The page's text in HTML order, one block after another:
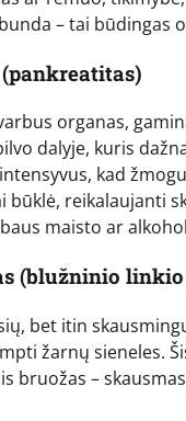
– tai būdingas
organas,
dalyje, kuris
kad
būklė, reikalaujanti
maisto ar
(blužninio
bet itin
žarnų sieneles.
bruožas –